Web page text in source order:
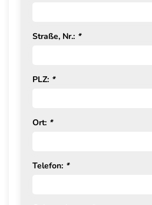
Straße, Nr.: *
PLZ: *
Ort: *
Telefon: *